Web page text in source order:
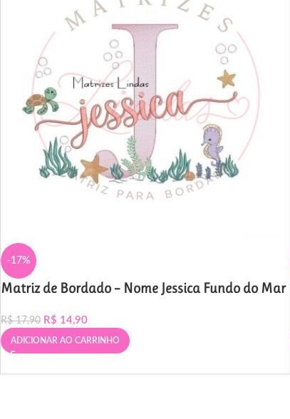
-17%
Matriz de Bordado – Nome Jessica Fundo do Mar
R$17,90 R$ 14,90
ADICIONAR AO CARRINHO